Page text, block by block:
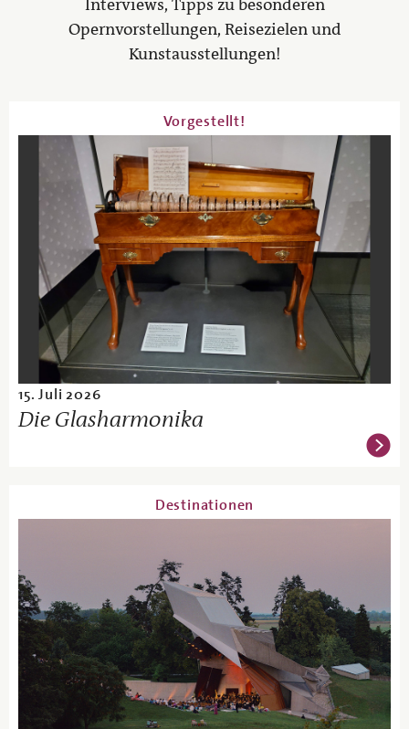
Interviews, Tipps zu besonderen
Opernvorstellungen, Reisezielen und
Kunstausstellungen!
Vorgestellt!
15. Juli 2026
Die Glasharmonika
Destinationen